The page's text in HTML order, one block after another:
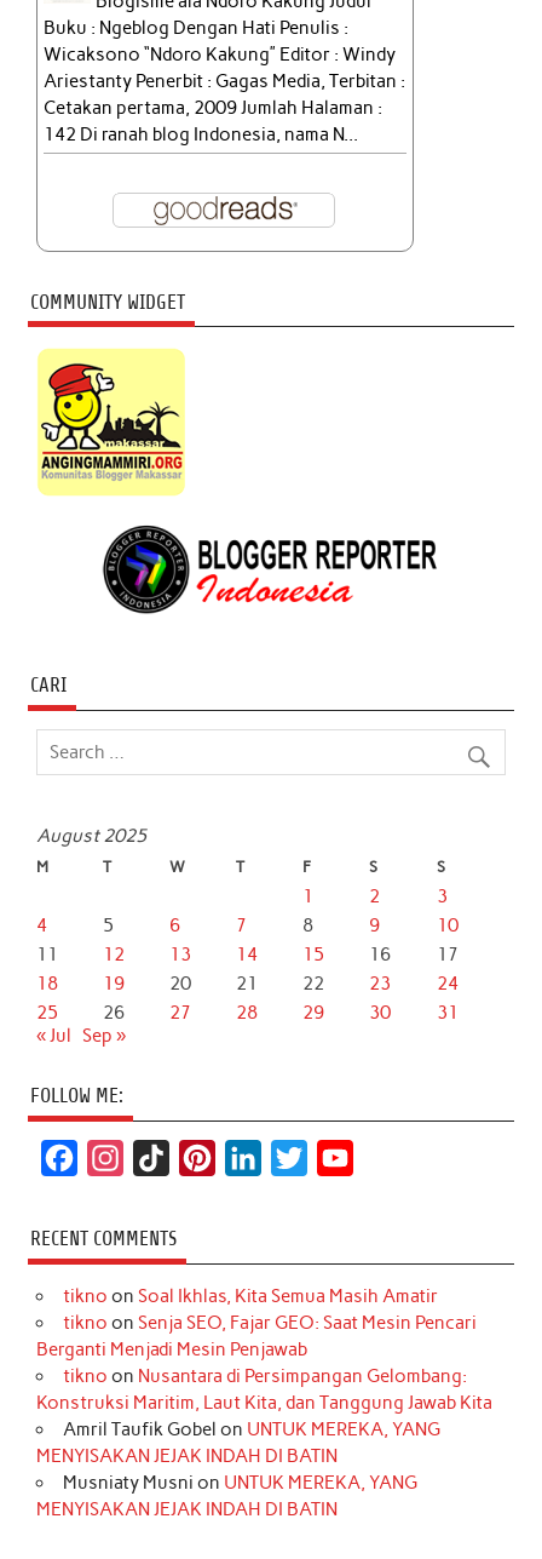
Buku : Ngeblog Dengan Hati Penulis :
Wicaksono “Ndoro Kakung” Editor : Windy
Ariestanty Penerbit : Gagas Media, Terbitan :
Cetakan pertama, 2009 Jumlah Halaman :
142 Di ranah blog Indonesia, nama N...
COMMUNITY WIDGET
CARI
August 2025
M T W T F S S
1 2
3
4
5 6 7 8 9
10
11
12 13 14 15 16
17
18
19 20 21 22 23
24
25
26 27 28 29 30
31
« Jul Sep »
FOLLOW ME:
c
e
b
o
k
s
t
a
r
a
m
k
T
o
k
t
e
r
e
s
t
k
e
d
I
n
t
t
r
T
u
e
RECENT COMMENTS
tikno on Soal Ikhlas, Kita Semua Masih Amatir
tikno on Senja SEO, Fajar GEO: Saat Mesin Pencari
Berganti Menjadi Mesin Penjawab
tikno on Nusantara di Persimpangan Gelombang:
Konstruksi Maritim, Laut Kita, dan Tanggung Jawab Kita
Amril Taufik Gobel on UNTUK MEREKA, YANG
MENYISAKAN JEJAK INDAH DI BATIN
Musniaty Musni on UNTUK MEREKA, YANG
MENYISAKAN JEJAK INDAH DI BATIN